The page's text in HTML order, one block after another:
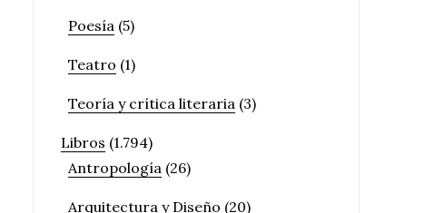
Poesía (5)
Teatro (1)
Teoría y crítica literaria (3)
Libros (1.794)
Antropología (26)
Arquitectura y Diseño (20)